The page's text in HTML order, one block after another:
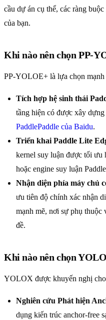
cầu dự án cụ thể, các ràng
của bạn.
Khi nào nên chọn PP-
PP-YOLOE+ là lựa chọn mạnh
Tích hợp hệ sinh thái
tầng hiện có được xây
PaddlePaddle của Baidu.
Triển khai Paddle Lite
kernel suy luận được tối ưu
hoặc engine suy luận
Nhận diện phía máy chủ
ưu tiên độ chính xác nhận
mạnh mẽ, nơi sự phụ thuộc
đề.
Khi nào nên chọn
YOLOX được khuyến nghị
Nghiên cứu Phát hiện
dụng kiến trúc anchor-free